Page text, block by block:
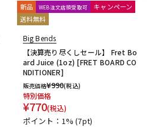
新品 WEB注文店頭受取可
キャンペーン
送料無料
Big Bends
【決算売り尽くしセール】 Fret Bo
ard Juice (1oz) [FRET BOARD CO
NDITIONER]
販売価格¥990(税込)
特別価格
¥770(税込)
ポイント：1%(7pt)